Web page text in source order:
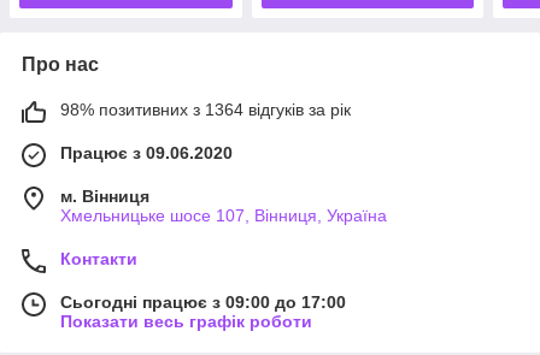
Про нас
98% позитивних з 1364 відгуків за рік
Працює з 09.06.2020
м. Вінниця
Хмельницьке шосе 107, Вінниця, Україна
Контакти
Сьогодні працює з 09:00 до 17:00
Показати весь графік роботи